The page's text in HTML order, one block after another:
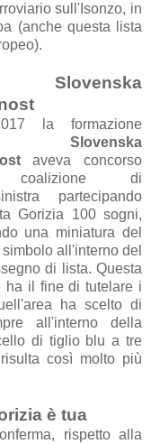
sull'Isonzo, in
(anche questa lista
Slovenska
la formazione
Slovenska
aveva concorso
di
partecipando
Gorizia 100 sogni,
una miniatura del
all'interno del
di lista. Questa
ha il fine di tutelare i
ha scelto di
all'interno della
di tiglio blu a tre
così molto più
è tua
rispetto alla